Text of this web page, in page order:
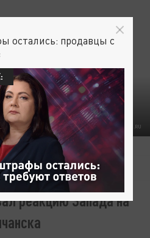
ФОТО: KREMLIN.RU
УКРАИНА
реакцию Запада на
остались: продавцы с